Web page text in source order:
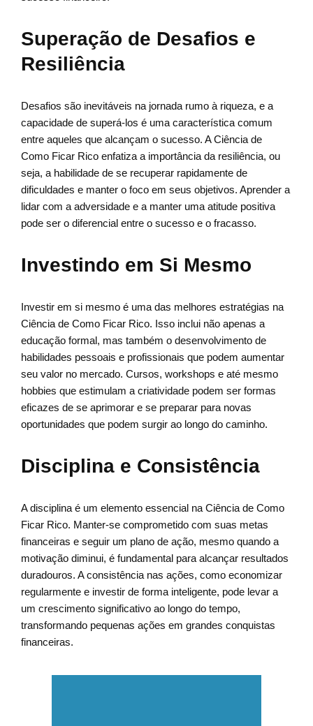
Superação de Desafios e
Resiliência
Desafios são inevitáveis na jornada rumo à riqueza, e a
capacidade de superá-los é uma característica comum
entre aqueles que alcançam o sucesso. A Ciência de
Como Ficar Rico enfatiza a importância da resiliência, ou
seja, a habilidade de se recuperar rapidamente de
dificuldades e manter o foco em seus objetivos. Aprender a
lidar com a adversidade e a manter uma atitude positiva
pode ser o diferencial entre o sucesso e o fracasso.
Investindo em Si Mesmo
Investir em si mesmo é uma das melhores estratégias na
Ciência de Como Ficar Rico. Isso inclui não apenas a
educação formal, mas também o desenvolvimento de
habilidades pessoais e profissionais que podem aumentar
seu valor no mercado. Cursos, workshops e até mesmo
hobbies que estimulam a criatividade podem ser formas
eficazes de se aprimorar e se preparar para novas
oportunidades que podem surgir ao longo do caminho.
Disciplina e Consistência
A disciplina é um elemento essencial na Ciência de Como
Ficar Rico. Manter-se comprometido com suas metas
financeiras e seguir um plano de ação, mesmo quando a
motivação diminui, é fundamental para alcançar resultados
duradouros. A consistência nas ações, como economizar
regularmente e investir de forma inteligente, pode levar a
um crescimento significativo ao longo do tempo,
transformando pequenas ações em grandes conquistas
financeiras.